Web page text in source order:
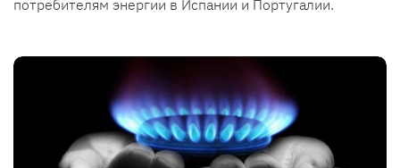
потребителям энергии в Испании и Португалии.